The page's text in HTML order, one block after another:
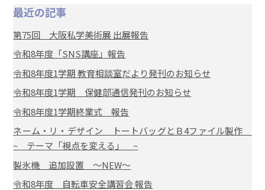
最近の記事
第75回 大阪私学美術展 出展報告
令和8年度「SNS講座」報告
令和8年度1学期 教育相談室だより発刊のお知らせ
令和8年度1学期 保健部通信発刊のお知らせ
令和8年度1学期終業式 報告
ネーム・リ・デザイン トートバッグとＢ4ファイル製作
~ テーマ「視点を変える」 ~
製氷機 追加設置 ～NEW～
令和8年度 自転車安全講習会 報告